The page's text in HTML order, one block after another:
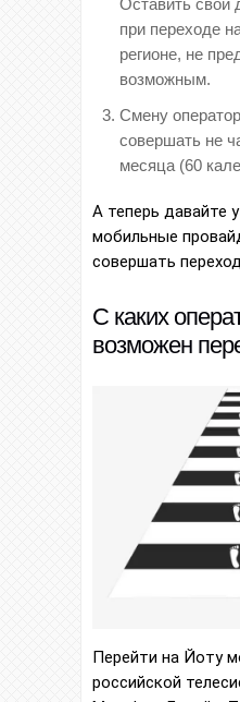
Оставить свой
при переходе
регионе, не
возможным.
Смену
совершать не
месяца (60
А теперь давайте
мобильные
совершать
С каких
возможен
Перейти на Йоту
российской